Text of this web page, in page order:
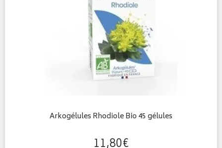
Arkogélules Rhodiole Bio 45 gélules